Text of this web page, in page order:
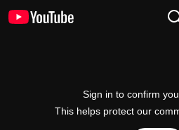
Sign in to confirm
This helps protect our